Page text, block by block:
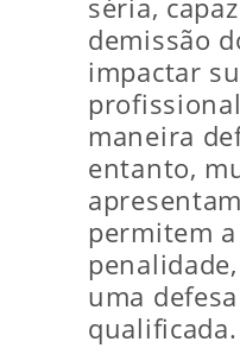
séria,
demissão
impactar
maneira
entanto,
permitem
uma
qualificada.